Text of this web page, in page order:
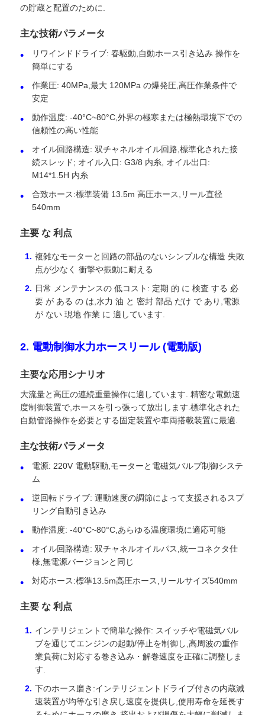
製品
企業情報
品質管理
お問い合わせ
すべての場合
見積依頼
タンク半トレーラー
燃料油タンカー
isoタンク容器
衛生用清掃用トラック
フック・アーム ゴミ箱
特殊車両部品
衛生電動三輪車
の貯蔵と配置のために.
主な技術パラメータ
リワインドドライブ: 春駆動,自動ホース引き込み 操作を
簡単にする
作業圧: 40MPa,最大 120MPa の爆発圧,高圧作業条件で
安定
動作温度: -40°C~80°C,外界の極寒または極熱環境下での
信頼性の高い性能
オイル回路構造: 双チャネルオイル回路,標準化された接
続スレッド; オイル入口: G3/8 内糸, オイル出口:
M14*1.5H 内糸
合致ホース:標準装備 13.5m 高圧ホース,リール直径
540mm
主要 な 利点
複雑なモーターと回路の部品のないシンプルな構造 失敗
点が少なく 衝撃や振動に耐える
日常 メンテナンスの 低コスト: 定期 的 に 検査 する 必
要 が ある の は,水力 油 と 密封 部品 だけ で あり,電源
が ない 現地 作業 に 適しています.
2. 電動制御水力ホースリール (電動版)
主要な応用シナリオ
大流量と高圧の連続重量操作に適しています. 精密な電動速
度制御装置で,ホースを引っ張って放出します.標準化された
自動管路操作を必要とする固定装置や車両搭載装置に最適.
主な技術パラメータ
電源: 220V 電動駆動,モーターと電磁気バルブ制御システ
ム
逆回転ドライブ: 運動速度の調節によって支援されるスプ
リング自動引き込み
動作温度: -40°C~80°C,あらゆる温度環境に適応可能
オイル回路構造: 双チャネルオイルパス,統一コネクタ仕
様,無電源バージョンと同じ
対応ホース:標準13.5m高圧ホース,リールサイズ540mm
主要 な 利点
インテリジェントで簡単な操作: スイッチや電磁気バル
ブを通じてエンジンの起動/停止を制御し,高周波の重作
業負荷に対応する巻き込み・解巻速度を正確に調整しま
す.
下のホース磨き:インテリジェントドライブ付きの内蔵減
速装置が均等な引き戻し速度を提供し,使用寿命を延長す